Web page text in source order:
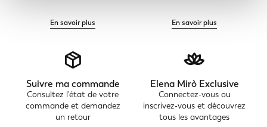
En savoir plus En savoir plus
Suivre ma commande
Consultez l'état de votre
commande et demandez
un retour
Elena Mirò Exclusive
Connectez-vous ou
inscrivez-vous et découvrez
tous les avantages